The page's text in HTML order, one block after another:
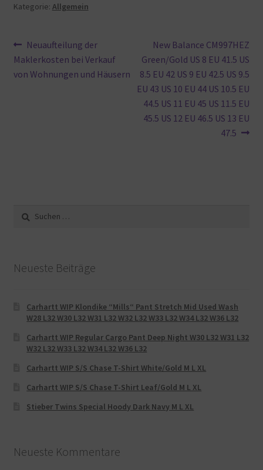
Kategorie: Allgemein
Beitragsnavigation
Vorheriger
Beitrag:
Neuaufteilung der
Maklerkosten bei Verkauf
von Wohnungen und Häusern
Nächster
Beitrag:
New Balance CM997HEZ
Green/Gold US 8 EU 41.5 US
8.5 EU 42 US 9 EU 42.5 US 9.5
EU 43 US 10 EU 44 US 10.5 EU
44.5 US 11 EU 45 US 11.5 EU
45.5 US 12 EU 46.5 US 13 EU
47.5
Suche
nach:
Neueste Beiträge
Carhartt WIP Klondike “Mills“ Pant Stretch Mid Used Wash
W28 L32 W30 L32 W31 L32 W32 L32 W33 L32 W34 L32 W36 L32
Carhartt WIP Regular Cargo Pant Deep Night W30 L32 W31 L32
W32 L32 W33 L32 W34 L32 W36 L32
Carhartt WIP S/S Chase T-Shirt White/Gold M L XL
Carhartt WIP S/S Chase T-Shirt Leaf/Gold M L XL
Stieber Twins Special Hoody Dark Navy M L XL
Neueste Kommentare